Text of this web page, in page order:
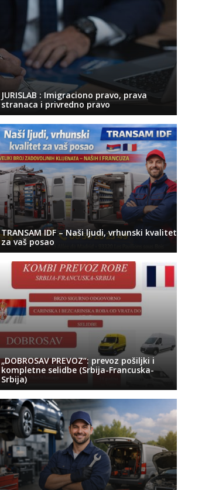
JURISLAB : Imigraciono pravo, prava
stranaca i privredno pravo
TRANSAM IDF – Naši ljudi, vrhunski kvalitet
za vaš posao
„DOBROSAV PREVOZ“: prevoz pošiljki i
kompletne selidbe (Srbija-Francuska-
Srbija)